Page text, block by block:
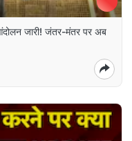
जारी! जंतर-मंतर पर अब